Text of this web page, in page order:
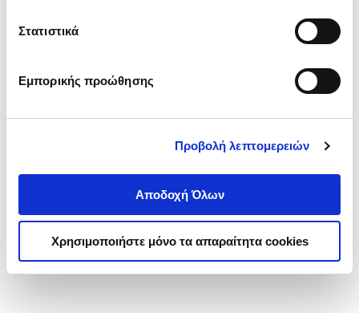
Στατιστικά
Εμπορικής προώθησης
Προβολή λεπτομερειών
Αποδοχή Όλων
Χρησιμοποιήστε μόνο τα απαραίτητα cookies